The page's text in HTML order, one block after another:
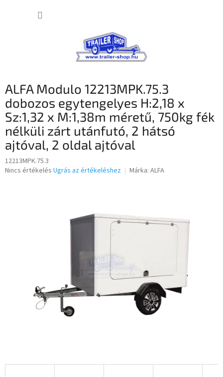
ALFA Modulo 12213MPK.75.3
dobozos egytengelyes H:2,18 x
Sz:1,32 x M:1,38m méretű, 750kg fék
nélküli zárt utánfutó, 2 hátsó
ajtóval, 2 oldal ajtóval
12213MPK.75.3
A
Nincs értékelés Ugrás az értékeléshez Márka: ALFA